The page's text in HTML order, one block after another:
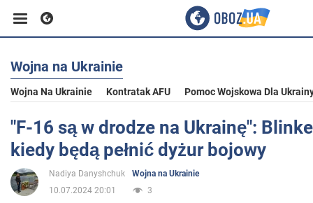
Biznes
Sport
Rozrywka
Wojna na Ukrainie
Wojna Na Ukrainie Kontratak AFU Pomoc Wojskowa Dla
"F-16 są w drodze na Ukrainę":
kiedy będą pełnić dyżur bojowy
Nadiya Danyshchuk
Wojna na Ukrainie
10.07.2024 20:01
3